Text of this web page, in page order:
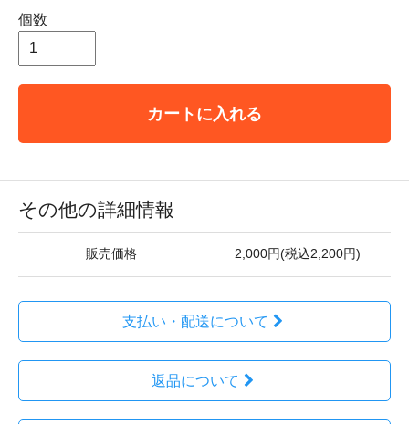
個数
カートに入れる
その他の詳細情報
販売価格 2,000円(税込2,200円)
支払い・配送について
返品について